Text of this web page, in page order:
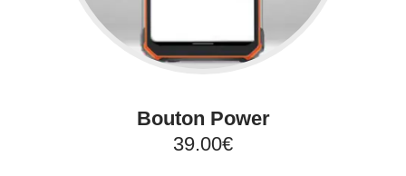
Bouton Power
39.00€